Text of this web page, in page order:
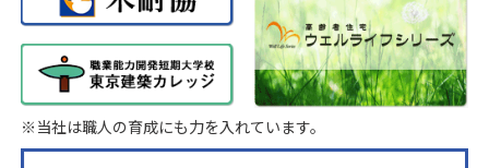
※当社は職人の育成にも力を入れています。